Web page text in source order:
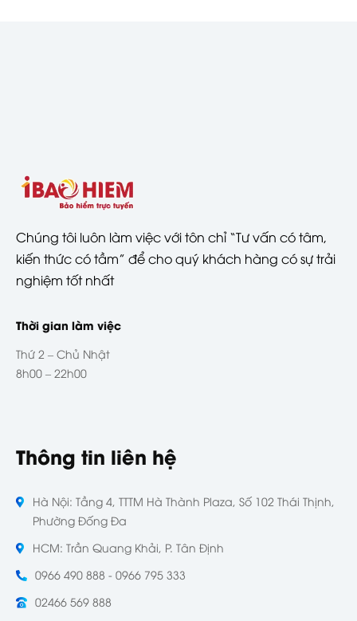
Chúng tôi luôn làm việc với tôn chỉ “Tư vấn có tâm,
kiến thức có tầm” để cho quý khách hàng có sự trải
nghiệm tốt nhất
Thời gian làm việc
Thứ 2 – Chủ Nhật
8h00 – 22h00
Thông tin liên hệ
Hà Nội: Tầng 4, TTTM Hà Thành Plaza, Số 102 Thái Thịnh,
Phường Đống Đa
HCM: Trần Quang Khải, P. Tân Định
0966 490 888 - 0966 795 333
02466 569 888